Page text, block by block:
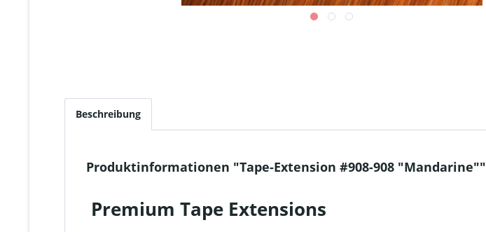
Beschreibung
Produktinformationen "Tape-Extension #908-908 "Mandarine""
Premium Tape Extensions